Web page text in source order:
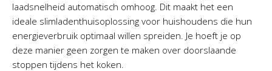
laadsnelheid automatisch omhoog. Dit maakt het een
ideale slimladenthuisoplossing voor huishoudens die hun
energieverbruik optimaal willen spreiden. Je hoeft je op
deze manier geen zorgen te maken over doorslaande
stoppen tijdens het koken.